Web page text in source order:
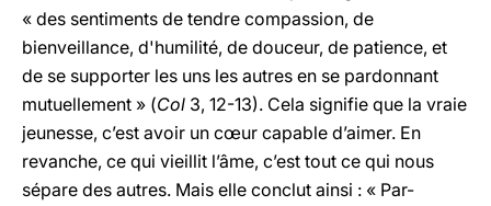
« des sentiments de tendre compassion, de
bienveillance, d'humilité, de douceur, de patience, et
de se supporter les uns les autres en se pardonnant
mutuellement » (Col 3, 12-13). Cela signifie que la vraie
jeunesse, c’est avoir un cœur capable d’aimer. En
revanche, ce qui vieillit l’âme, c’est tout ce qui nous
sépare des autres. Mais elle conclut ainsi : « Par-